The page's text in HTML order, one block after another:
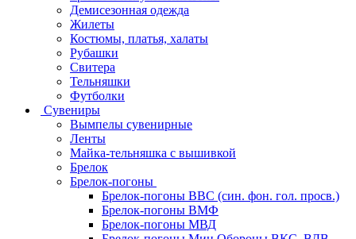
Демисезонная одежда
Жилеты
Костюмы, платья, халаты
Рубашки
Свитера
Тельняшки
Футболки
Сувениры
Вымпелы сувенирные
Ленты
Майка-тельняшка с вышивкой
Брелок
Брелок-погоны
Брелок-погоны ВВС (син. фон. гол. просв.)
Брелок-погоны ВМФ
Брелок-погоны МВД